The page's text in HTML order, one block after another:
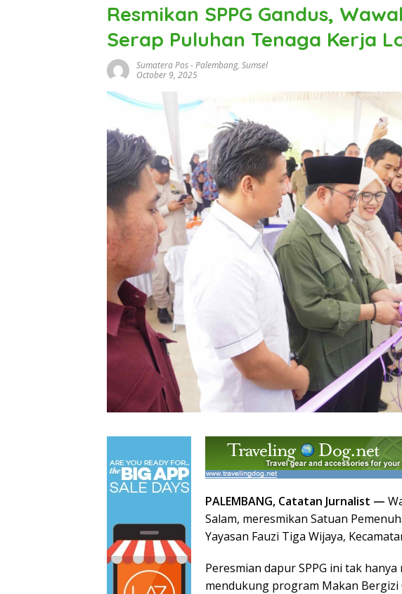
Resmikan SPPG Gandus,
Serap Puluhan Tenaga Kerja
Sumatera Pos-Palembang, Sumsel
October 9, 2025
PALEMBANG, Catatan Jurnalist —
Salam, meresmikan Satuan
Yayasan Fauzi Tiga Wijaya,
Peresmian dapur SPPG ini tak
mendukung program Makan